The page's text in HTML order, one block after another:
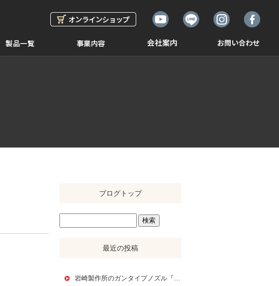
ブログトップ
最近の投稿
岩崎製作所のガンタイプノズル『スエヒロジェットノズル』